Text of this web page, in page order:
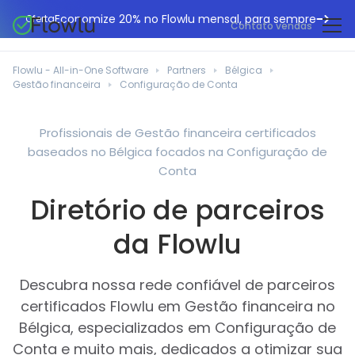
OfertaEconomize 20% no Flowlu mensal, para sempre
Contato vendas
Gestão de projetos
Faturação online
Automação do fluxo de trabalho
Ferramentas de colaboração
Gestão financeira
Base de conhecimento
Agências de marketing
Departamentos de TI
Consultores de negócios
Profissionais jurídicos
Empresas de fabrico
Pequenos negócios
Planeadores de eventos
Central de ajuda
Blogue Flowlu
Guias
Casos de utilização
Ferramentas gratuitas
Português
Flowlu - All-in-One Software Partners
Bélgica
Gestão financeira
Configuração de Conta
Profissionais de Gestão financeira certificados
baseados no Bélgica focados na Configuração de
Conta
Diretório de parceiros
da Flowlu
Descubra nossa rede confiável de parceiros
certificados Flowlu em Gestão financeira no
Bélgica, especializados em Configuração de
Conta e muito mais, dedicados a otimizar sua